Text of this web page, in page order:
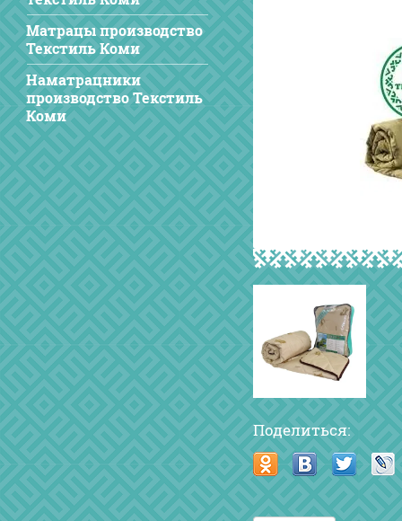
Поделиться:
Матрацы производство
Текстиль Коми
Наматрацники
производство Текстиль
Коми